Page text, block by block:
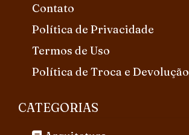
Contato
Política de Privacidade
Termos de Uso
Política de Troca e Devolução
CATEGORIAS